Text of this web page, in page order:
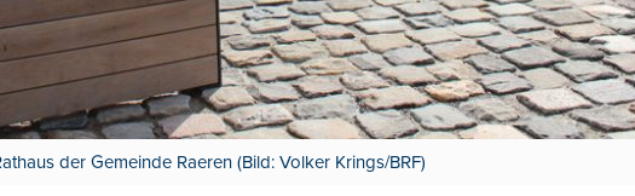
der Gemeinde Raeren (Bild: Volker Krings/BRF)